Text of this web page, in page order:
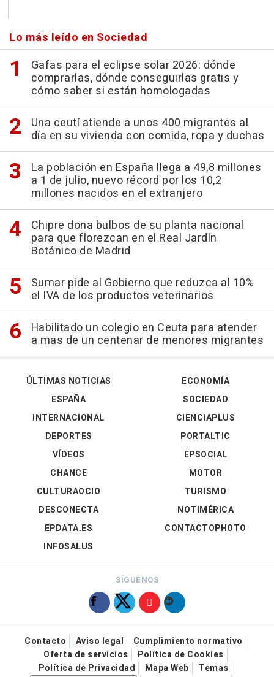
Lo más leído en Sociedad
Gafas para el eclipse solar 2026: dónde
comprarlas, dónde conseguirlas gratis y
cómo saber si están homologadas
Una ceutí atiende a unos 400 migrantes al
día en su vivienda con comida, ropa y duchas
La población en España llega a 49,8 millones
a 1 de julio, nuevo récord por los 10,2
millones nacidos en el extranjero
Chipre dona bulbos de su planta nacional
para que florezcan en el Real Jardín
Botánico de Madrid
Sumar pide al Gobierno que reduzca al 10%
el IVA de los productos veterinarios
Habilitado un colegio en Ceuta para atender
a mas de un centenar de menores migrantes
ÚLTIMAS NOTICIAS
ESPAÑA
INTERNACIONAL
DEPORTES
VÍDEOS
ECONOMÍA
SOCIEDAD
CIENCIAPLUS
PORTALTIC
EPSOCIAL
CHANCE
CULTURAOCIO
DESCONECTA
EPDATA.ES
INFOSALUS
MOTOR
TURISMO
NOTIMÉRICA
CONTACTOPHOTO
SÍGUENOS
Contacto Aviso legal
Cumplimiento normativo
Oferta de servicios
Política de Cookies
Política de Privacidad
Mapa Web
Temas